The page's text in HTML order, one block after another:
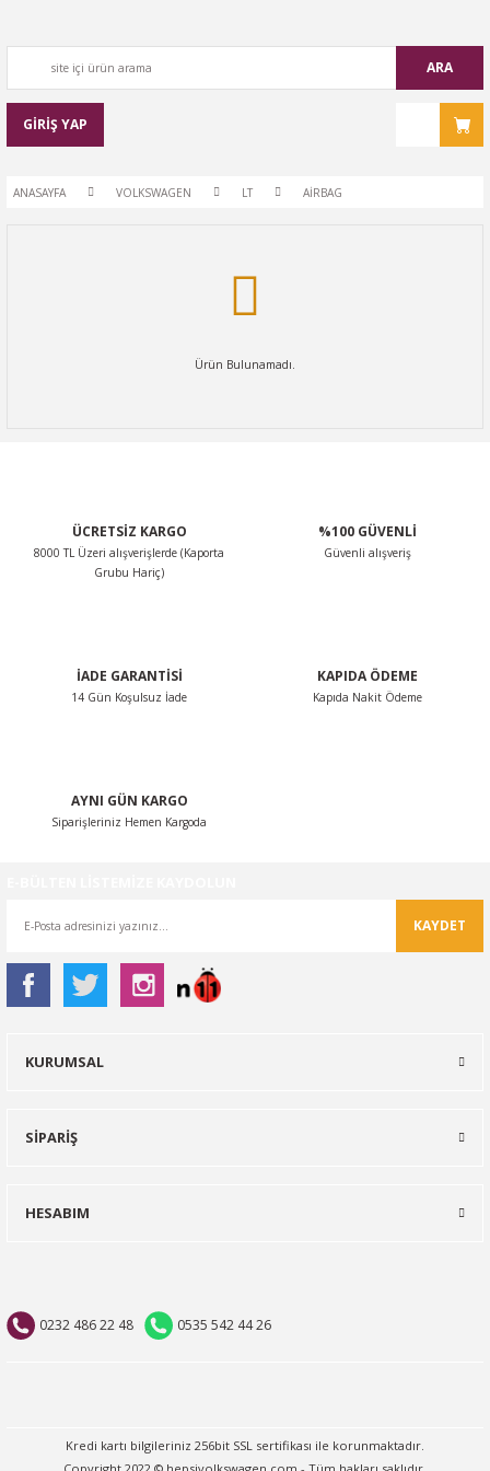
ARA
GİRİŞ YAP
ANASAYFA VOLKSWAGEN LT AİRBAG
Ürün Bulunamadı.
ÜCRETSİZ KARGO
8000 TL Üzeri alışverişlerde (Kaporta
Grubu Hariç)
%100 GÜVENLİ
Güvenli alışveriş
İADE GARANTİSİ
14 Gün Koşulsuz İade
KAPIDA ÖDEME
Kapıda Nakit Ödeme
AYNI GÜN KARGO
Siparişleriniz Hemen Kargoda
KAYDET
0232 486 22 48 0535 542 44 26
KURUMSAL
SİPARİŞ
HESABIM
Kredi kartı bilgileriniz 256bit SSL sertifikası ile korunmaktadır.